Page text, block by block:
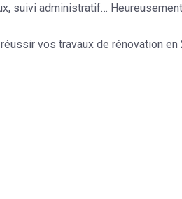
suivi administratif…
vos travaux de rénovation en